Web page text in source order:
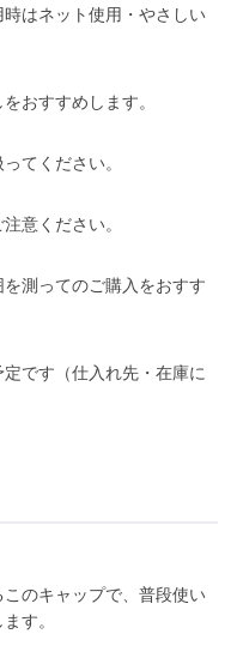
はネット使用・やさしい
おすすめします。
てください。
意ください。
測ってのご購入をおすす
です（仕入れ先・在庫に
のキャップで、普段使い
す。